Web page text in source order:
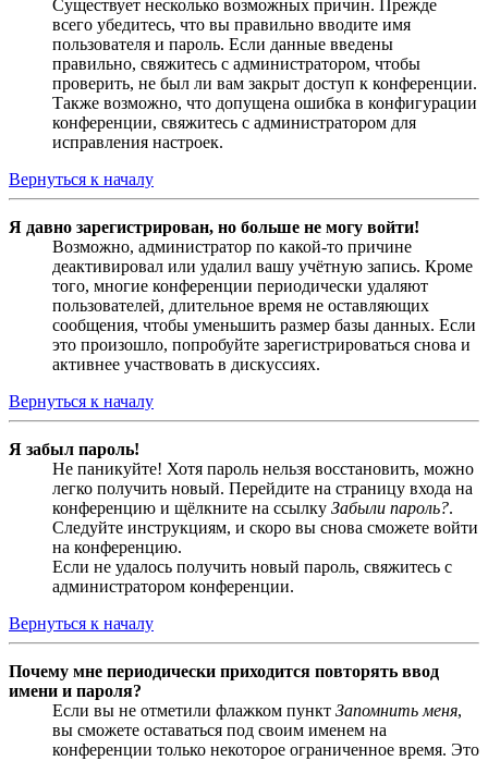
Существует несколько возможных причин. Прежде
всего убедитесь, что вы правильно вводите имя
пользователя и пароль. Если данные введены
правильно, свяжитесь с администратором, чтобы
проверить, не был ли вам закрыт доступ к конференции.
Также возможно, что допущена ошибка в конфигурации
конференции, свяжитесь с администратором для
исправления настроек.
Вернуться к началу
Я давно зарегистрирован, но больше не могу войти!
Возможно, администратор по какой-то причине
деактивировал или удалил вашу учётную запись. Кроме
того, многие конференции периодически удаляют
пользователей, длительное время не оставляющих
сообщения, чтобы уменьшить размер базы данных. Если
это произошло, попробуйте зарегистрироваться снова и
активнее участвовать в дискуссиях.
Вернуться к началу
Я забыл пароль!
Не паникуйте! Хотя пароль нельзя восстановить, можно
легко получить новый. Перейдите на страницу входа на
конференцию и щёлкните на ссылку Забыли пароль?.
Следуйте инструкциям, и скоро вы снова сможете войти
на конференцию.
Если не удалось получить новый пароль, свяжитесь с
администратором конференции.
Вернуться к началу
Почему мне периодически приходится повторять ввод
имени и пароля?
Если вы не отметили флажком пункт Запомнить меня,
вы сможете оставаться под своим именем на
конференции только некоторое ограниченное время. Это